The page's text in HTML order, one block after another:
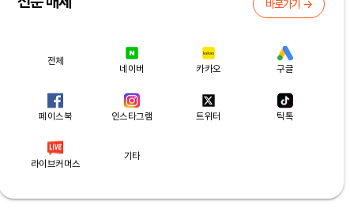
바로가기 →
전체
네이버 카카오 구글
페이스북 인스타그램 트위터 틱톡
라이브커머스
기타